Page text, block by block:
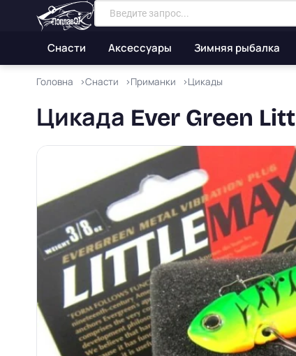
Снасти Аксессуары Зимняя рыбалка
Головна Снасти Приманки Цикады
Цикада Ever Green